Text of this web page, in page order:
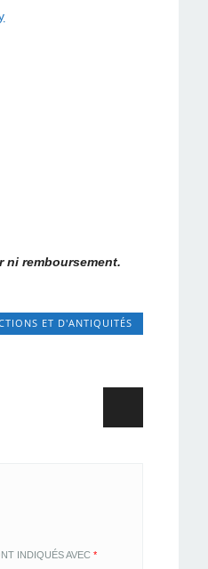
ni remboursement.
ET D'ANTIQUITÉS
INDIQUÉS AVEC *